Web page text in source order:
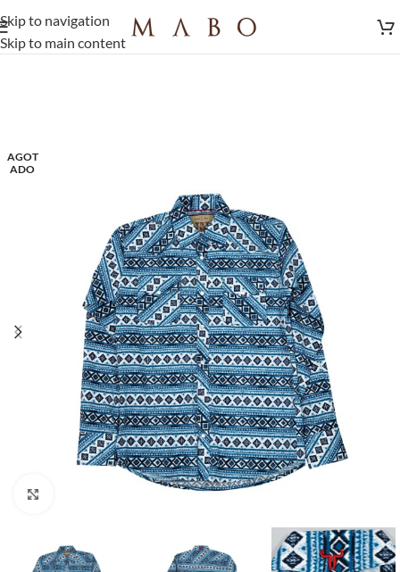
Skip to navigation
Skip to main content
AGOT
ADO